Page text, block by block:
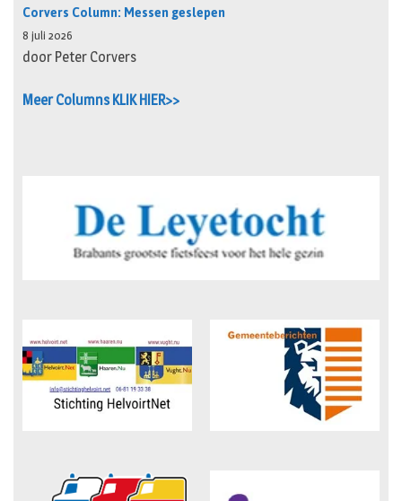
Corvers Column: Messen geslepen
8 juli 2026
door Peter Corvers
Meer Columns KLIK HIER>>